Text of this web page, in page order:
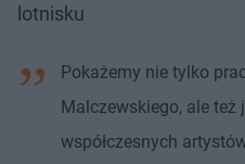
lotnisku
Pokażemy nie tylko
Malczewskiego, ale też
współczesnych